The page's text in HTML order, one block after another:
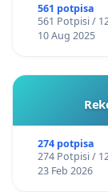
561 potpisa
561 Potpisi /
10 Aug 2025
274 potpisa
274 Potpisi /
23 Feb 2026